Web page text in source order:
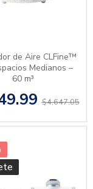
de Aire CLFine™
Medianos –
60 m³
$4,647.05